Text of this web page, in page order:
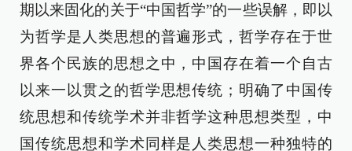
期以来固化的关于“中国哲学”的一些误解，即以
为哲学是人类思想的普遍形式，哲学存在于世
界各个民族的思想之中，中国存在着一个自古
以来一以贯之的哲学思想传统；明确了中国传
统思想和传统学术并非哲学这种思想类型，中
国传统思想和学术同样是人类思想一种独特的